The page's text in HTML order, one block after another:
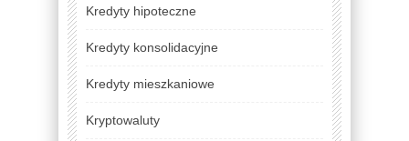
Kredyty hipoteczne
Kredyty konsolidacyjne
Kredyty mieszkaniowe
Kryptowaluty